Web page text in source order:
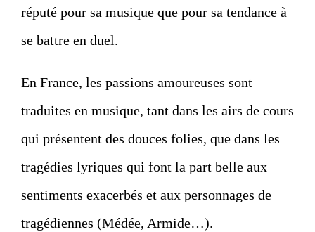
réputé pour sa musique que pour sa tendance à
se battre en duel.
En France, les passions amoureuses sont
traduites en musique, tant dans les airs de cours
qui présentent des douces folies, que dans les
tragédies lyriques qui font la part belle aux
sentiments exacerbés et aux personnages de
tragédiennes (Médée, Armide…).